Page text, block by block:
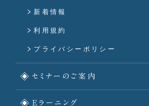
新着情報
利用規約
プライバシーポリシー
セミナーのご案内
Eラーニング